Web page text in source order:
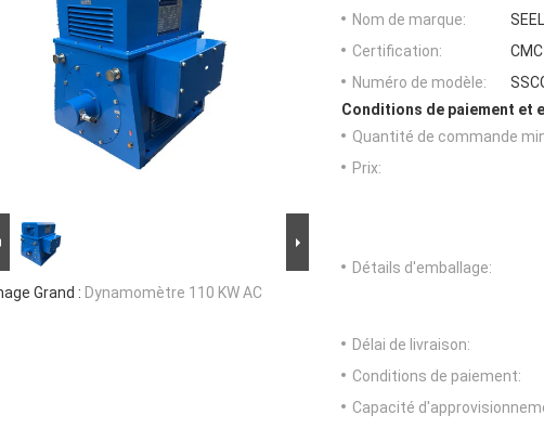
Grand : Dynamomètre 110 KW AC
Nom de marque:
Certification:
CMC
Numéro de modèle:
Conditions de paiement et
Quantité de commande
Prix:
Détails d'emballage:
Délai de livraison:
Conditions de paiement:
Capacité